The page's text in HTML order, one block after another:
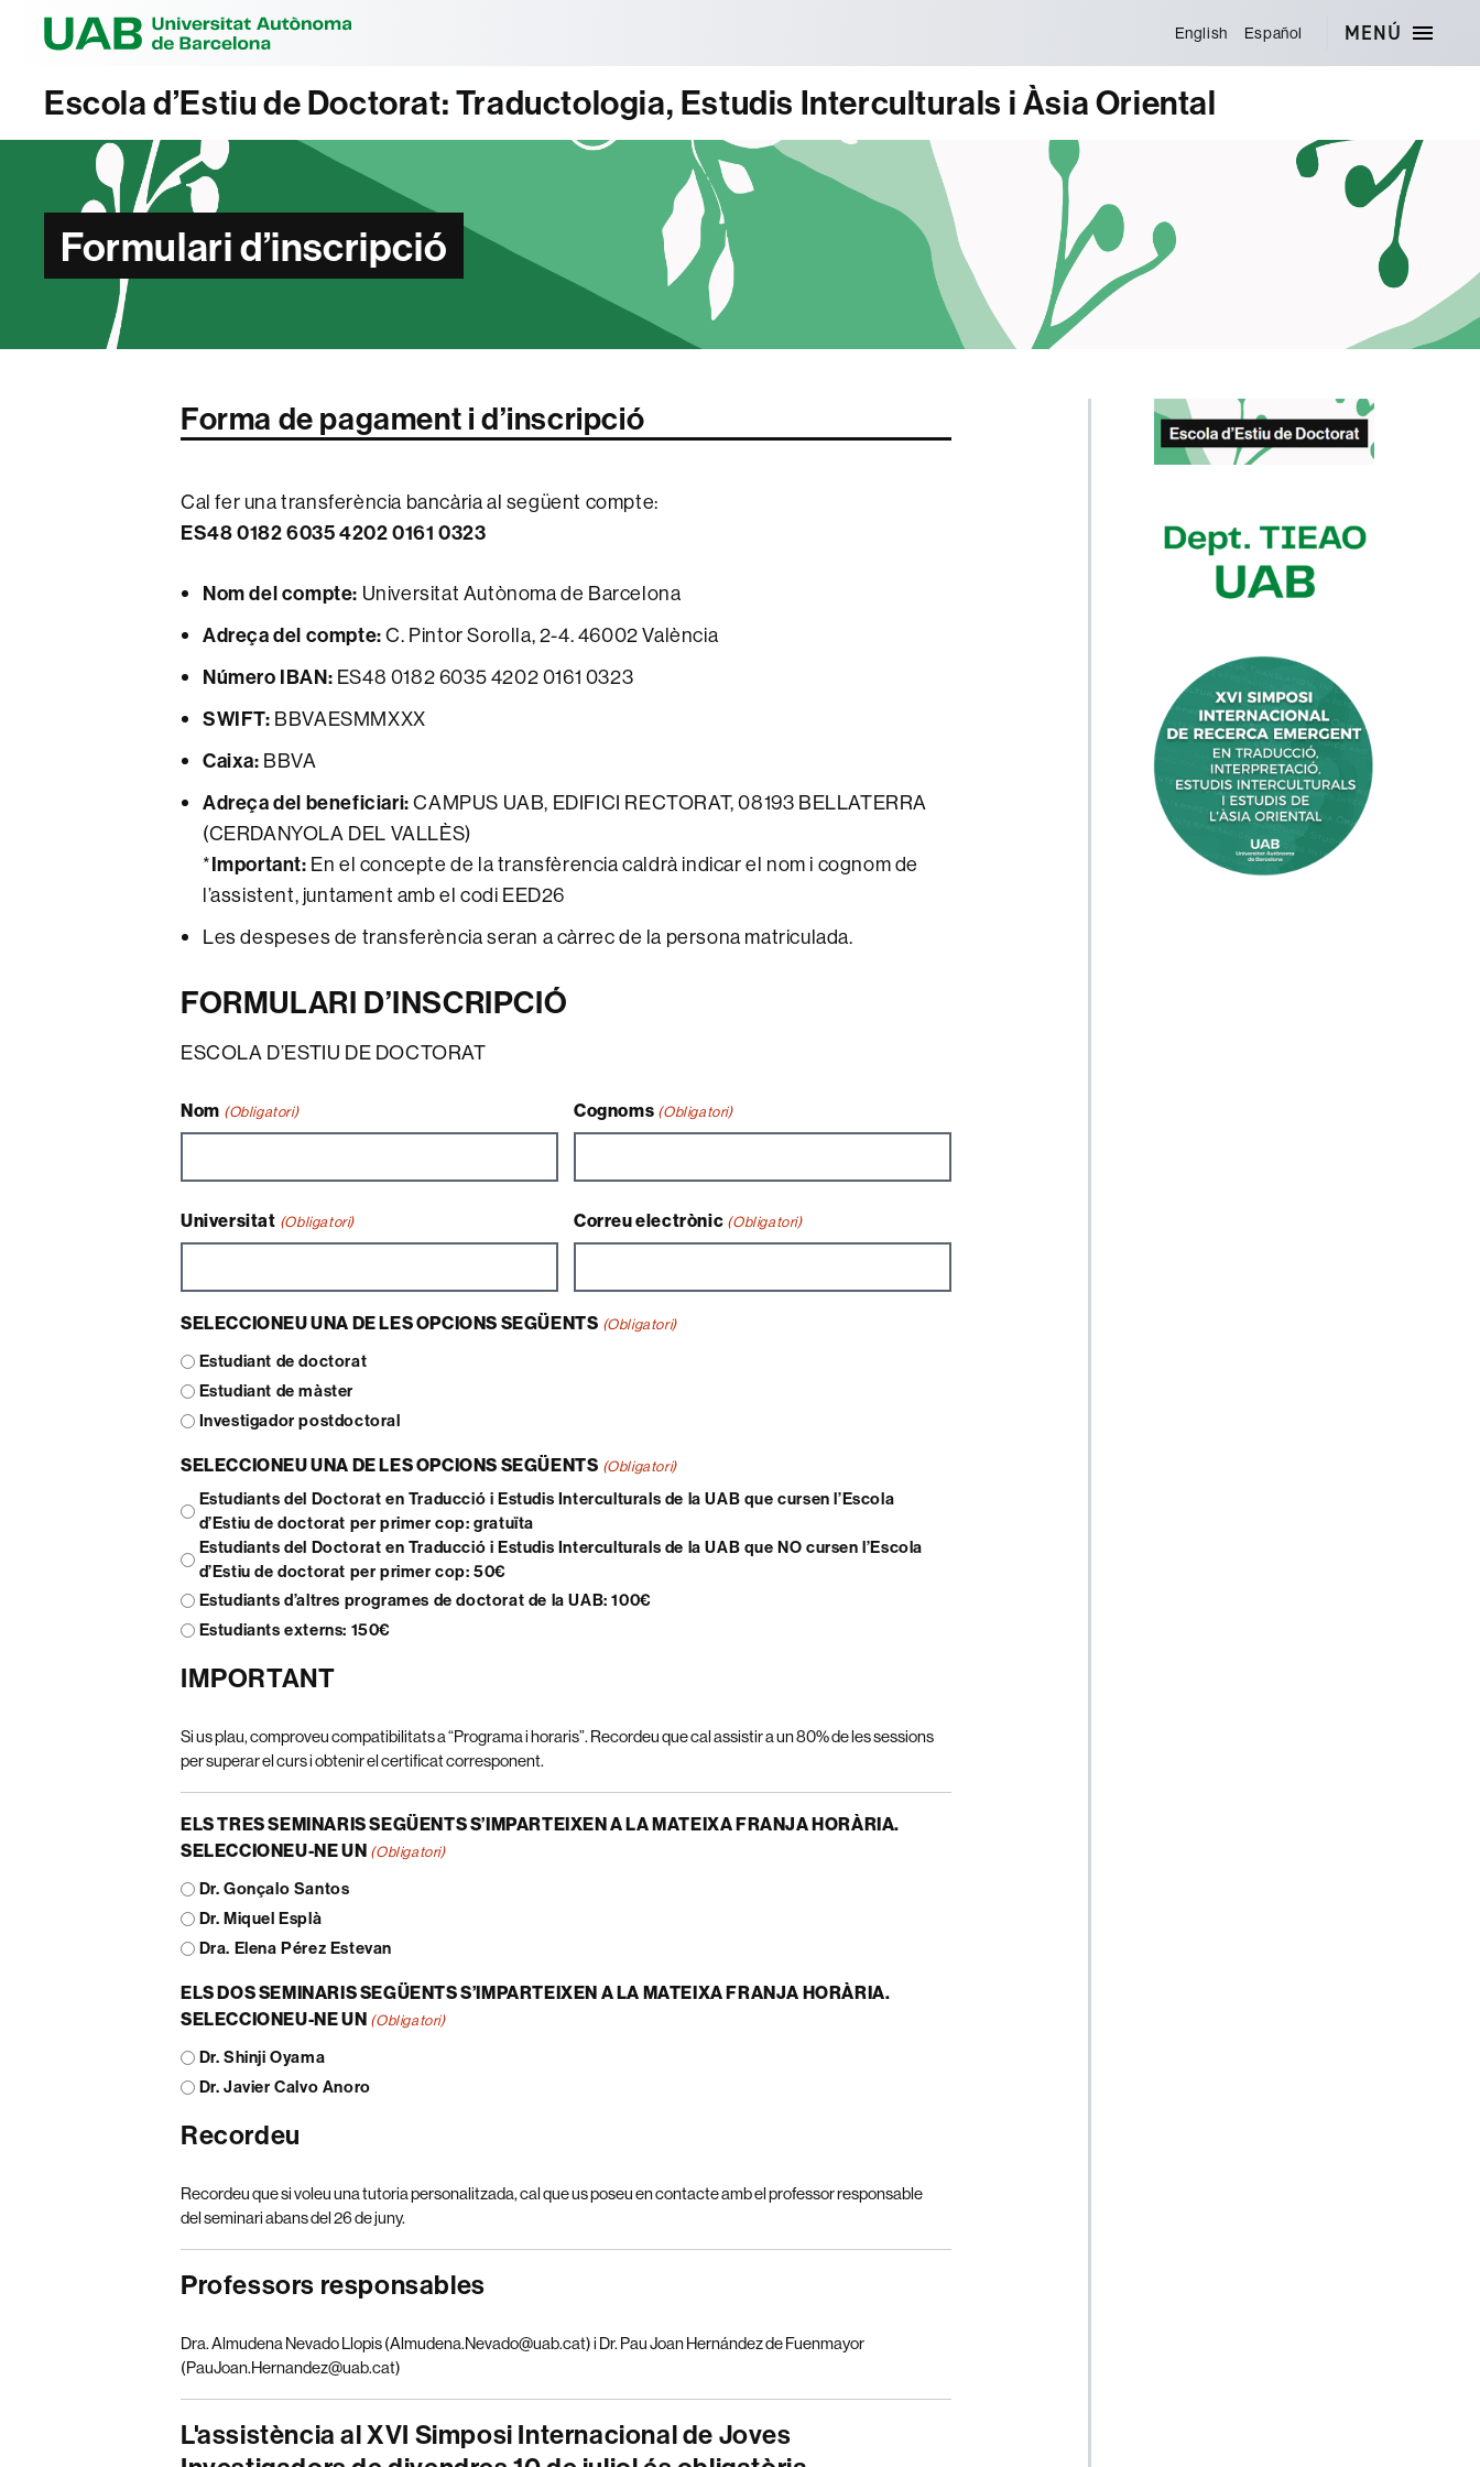
English Español MENÚ
Escola d’Estiu de Doctorat: Traductologia, Estudis Interculturals i Àsia Oriental
Formulari d’inscripció
Forma de pagament i d’inscripció
Cal fer una transferència bancària al següent compte:
ES48 0182 6035 4202 0161 0323
Nom del compte: Universitat Autònoma de Barcelona
Adreça del compte:C. Pintor Sorolla, 2-4. 46002 València
Número IBAN: ES48 0182 6035 4202 0161 0323
SWIFT: BBVAESMMXXX
Caixa: BBVA
Adreça del beneficiari:CAMPUS UAB, EDIFICI RECTORAT, 08193 BELLATERRA
(CERDANYOLA DEL VALLÈS)
*Important: En el concepte de la transfèrencia caldrà indicar el nom i cognom de
l’assistent, juntament amb el codi EED26
Les despeses de transferència seran a càrrec de la persona matriculada.
FORMULARI D’INSCRIPCIÓ
ESCOLA D’ESTIU DE DOCTORAT
Nom (Obligatori) Cognoms (Obligatori)
Universitat (Obligatori) Correu electrònic (Obligatori)
SELECCIONEU UNA DE LES OPCIONS SEGÜENTS (Obligatori)
Estudiant de doctorat
Estudiant de màster
Investigador postdoctoral
SELECCIONEU UNA DE LES OPCIONS SEGÜENTS (Obligatori)
Estudiants del Doctorat en Traducció i Estudis Interculturals de la UAB que cursen l’Escola
d’Estiu de doctorat per primer cop: gratuïta
Estudiants del Doctorat en Traducció i Estudis Interculturals de la UAB que NO cursen l’Escola
d’Estiu de doctorat per primer cop: 50€
Estudiants d’altres programes de doctorat de la UAB: 100€
Estudiants externs: 150€
IMPORTANT
Si us plau, comproveu compatibilitats a “Programa i horaris”. Recordeu que cal assistir a un 80% de les sessions
per superar el curs i obtenir el certificat corresponent.
ELS TRES SEMINARIS SEGÜENTS S’IMPARTEIXEN A LA MATEIXA FRANJA HORÀRIA.
SELECCIONEU-NE UN (Obligatori)
Dr. Gonçalo Santos
Dr. Miquel Esplà
Dra. Elena Pérez Estevan
ELS DOS SEMINARIS SEGÜENTS S’IMPARTEIXEN A LA MATEIXA FRANJA HORÀRIA.
SELECCIONEU-NE UN (Obligatori)
Dr. Shinji Oyama
Dr. Javier Calvo Anoro
Recordeu
Recordeu que si voleu una tutoria personalitzada, cal que us poseu en contacte amb el professor responsable
del seminari abans del 26 de juny.
Professors responsables
Dra. Almudena Nevado Llopis (Almudena.Nevado@uab.cat) i Dr. Pau Joan Hernández de Fuenmayor
(PauJoan.Hernandez@uab.cat)
L'assistència al XVI Simposi Internacional de Joves